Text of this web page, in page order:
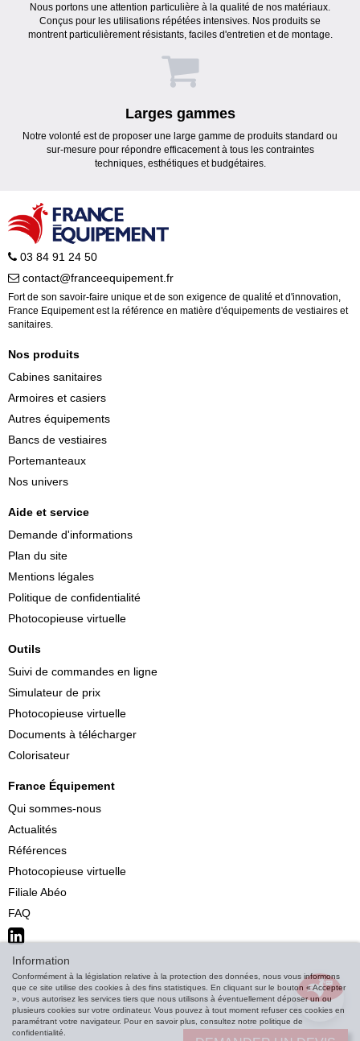
Nous portons une attention particulière à la qualité de nos matériaux.
Conçus pour les utilisations répétées intensives. Nos produits se
montrent particulièrement résistants, faciles d'entretien et de montage.
Larges gammes
Notre volonté est de proposer une large gamme de produits standard ou
sur-mesure pour répondre efficacement à tous les contraintes
techniques, esthétiques et budgétaires.
03 84 91 24 50
contact@franceequipement.fr
Fort de son savoir-faire unique et de son exigence de qualité et d'innovation,
France Equipement est la référence en matière d'équipements de vestiaires et
sanitaires.
Nos produits
Cabines sanitaires
Armoires et casiers
Autres équipements
Bancs de vestiaires
Portemanteaux
Nos univers
Aide et service
Demande d'informations
Plan du site
Mentions légales
Politique de confidentialité
Photocopieuse virtuelle
Outils
Suivi de commandes en ligne
Simulateur de prix
Photocopieuse virtuelle
Documents à télécharger
Colorisateur
France Équipement
Qui sommes-nous
Actualités
Références
Photocopieuse virtuelle
Filiale Abéo
FAQ
Information
Conformément à la législation relative à la protection des données, nous vous informons
que ce site utilise des cookies à des fins statistiques. En cliquant sur le bouton « Accepter
», vous autorisez les services tiers que nous utilisons à éventuellement déposer un ou
plusieurs cookies sur votre ordinateur. Vous pouvez à tout moment refuser ces cookies en
paramétrant votre navigateur. Pour en savoir plus, consultez notre politique de
confidentialité.